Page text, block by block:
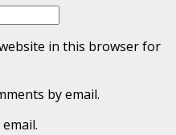
in this browser for
by email.